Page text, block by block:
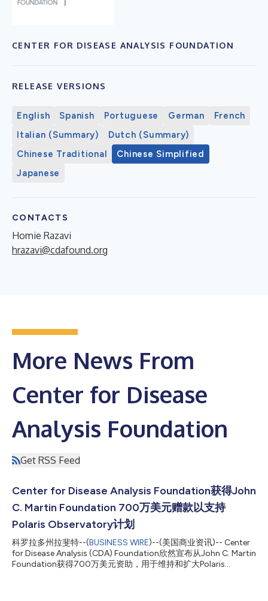
CENTER FOR DISEASE ANALYSIS FOUNDATION
RELEASE VERSIONS
English Spanish Portuguese German
French
Italian (Summary)
Dutch (Summary)
Chinese Traditional
Chinese Simplified
Japanese
CONTACTS
Homie Razavi
hrazavi@cdafound.org
More News From
Center for Disease
Analysis Foundation
Get RSS Feed
Center for Disease Analysis Foundation获得John
C. Martin Foundation 700万美元赠款以支持
Polaris Observatory计划
科罗拉多州拉斐特--(BUSINESS WIRE)--(美国商业资讯)-- Center
for Disease Analysis (CDA) Foundation欣然宣布从John C. Martin
Foundation获得700万美元资助，用于维持和扩大Polaris